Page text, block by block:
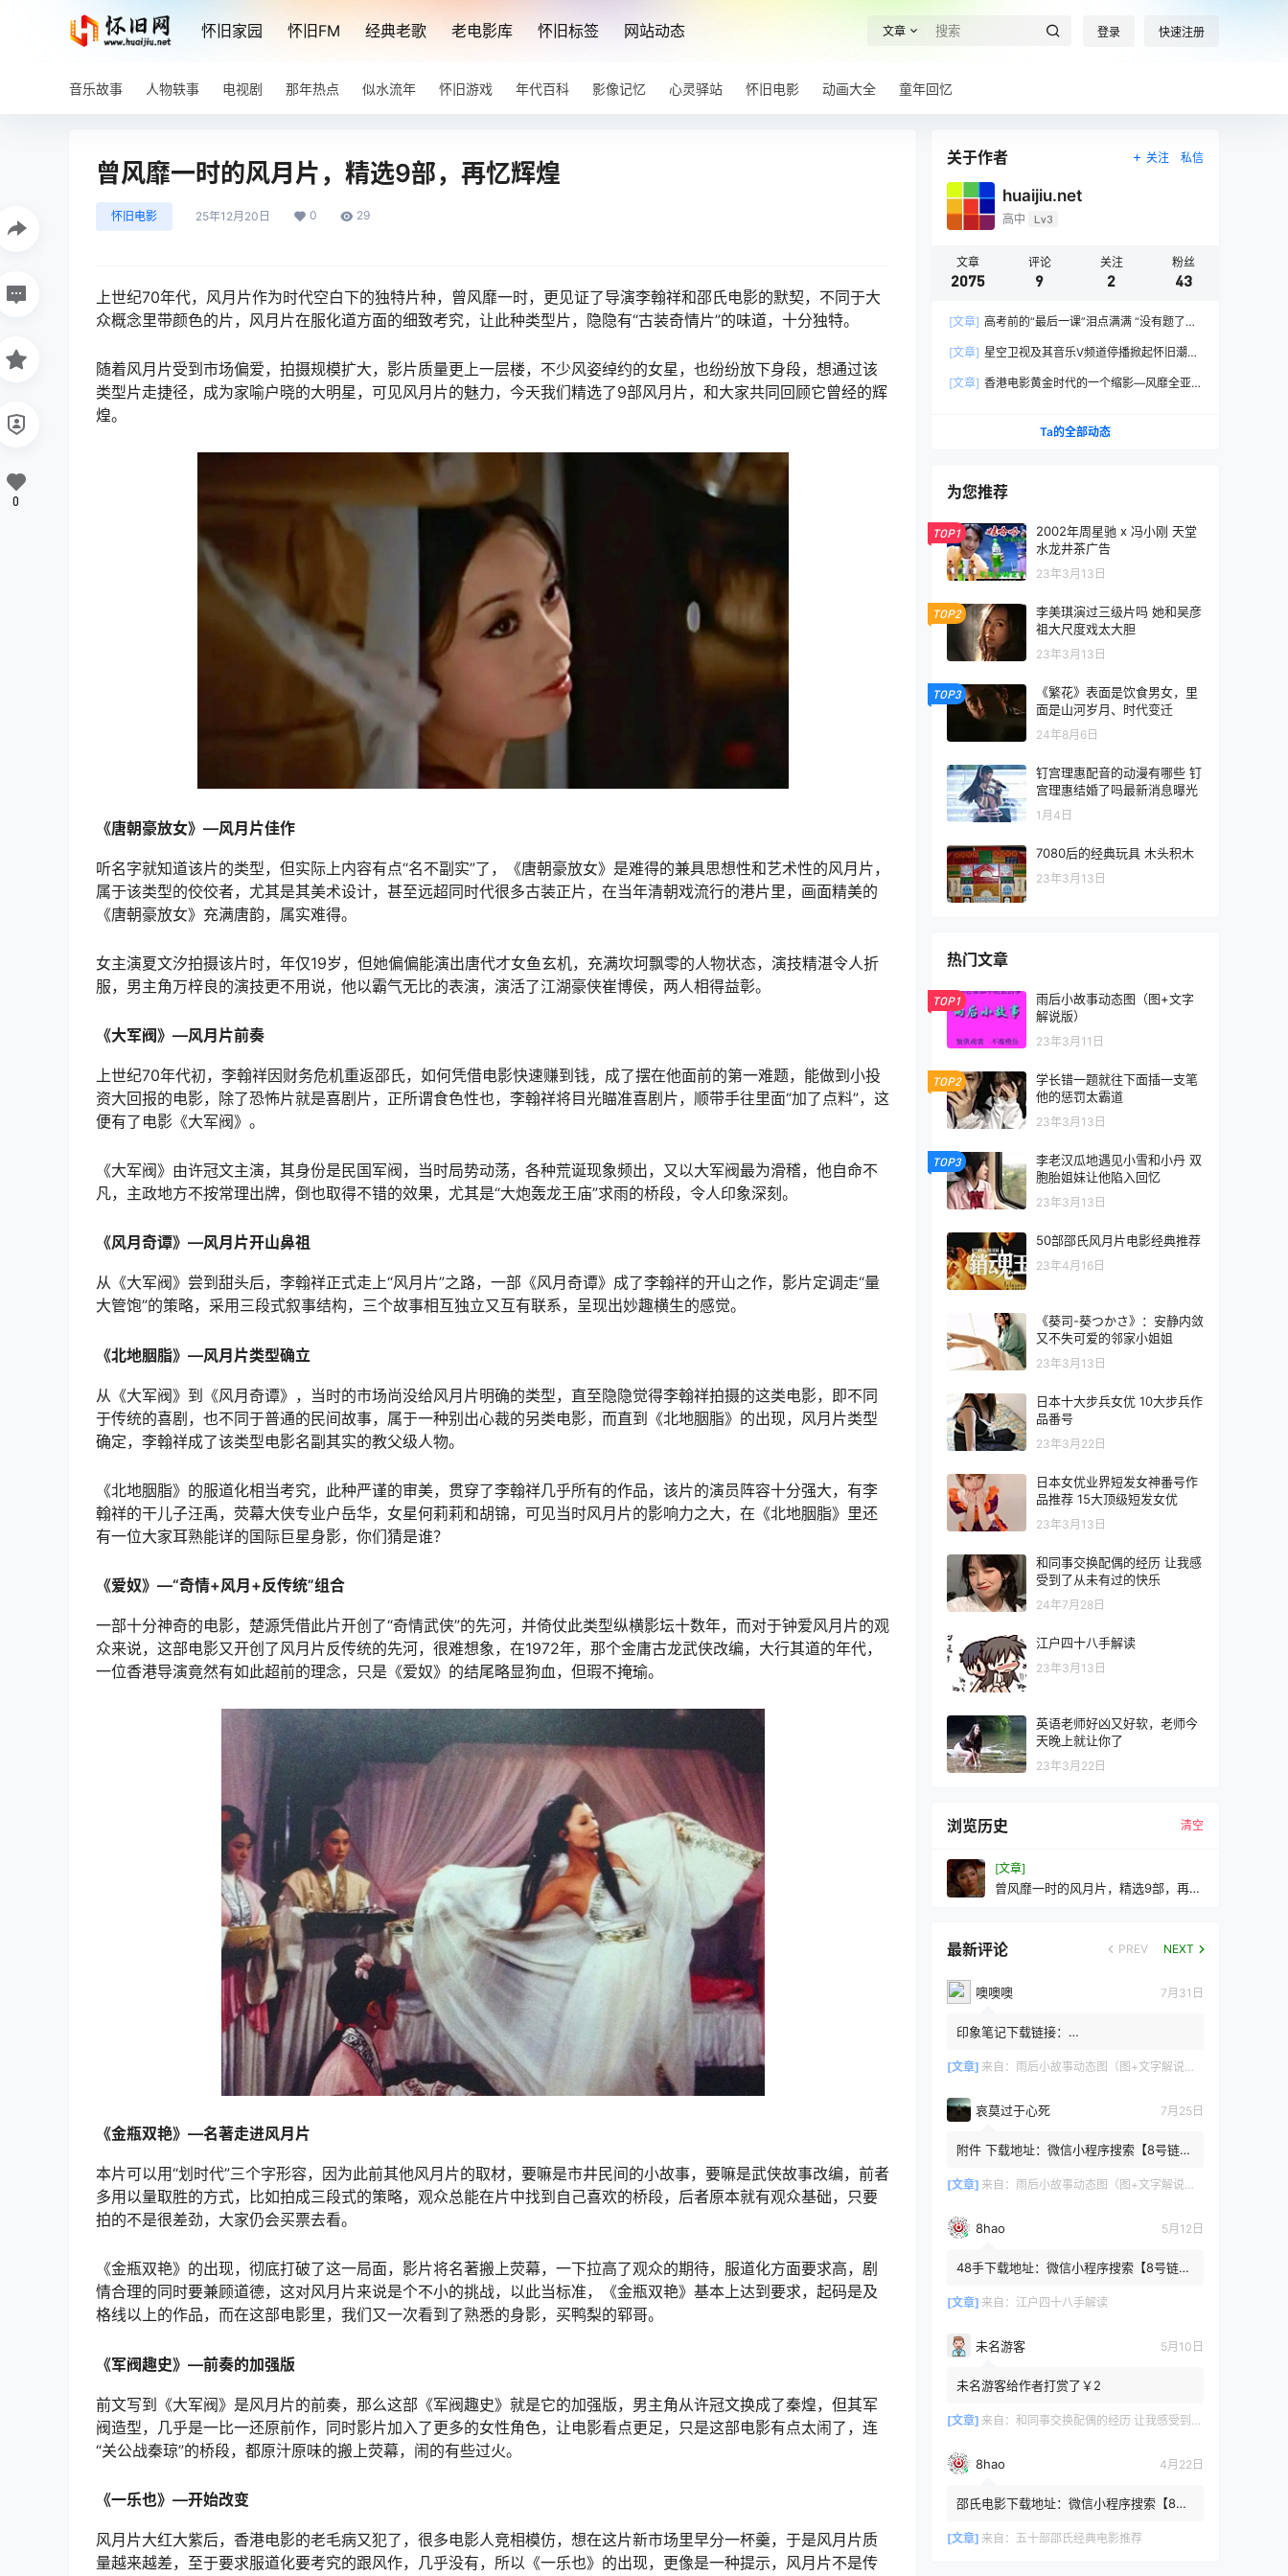
怀旧家园 怀旧FM 经典老歌 老电影库 怀旧标签 网站动态 文章 登录 快速注册
音乐故事 人物轶事 电视剧 那年热点 似水流年 怀旧游戏 年代百科 影像记忆 心灵驿站 怀旧电影 动画大全 童年回忆
曾风靡一时的风月片，精选9部，再忆辉煌
怀旧电影 25年12月20日 0 29
上世纪70年代，风月片作为时代空白下的独特片种，曾风靡一时，更见证了导演李翰祥和邵氏电影的默契，不同于大
众概念里带颜色的片，风月片在服化道方面的细致考究，让此种类型片，隐隐有“古装奇情片”的味道，十分独特。
随着风月片受到市场偏爱，拍摄规模扩大，影片质量更上一层楼，不少风姿绰约的女星，也纷纷放下身段，想通过该
类型片走捷径，成为家喻户晓的大明星，可见风月片的魅力，今天我们精选了9部风月片，和大家共同回顾它曾经的辉
煌。
《唐朝豪放女》—风月片佳作
听名字就知道该片的类型，但实际上内容有点“名不副实”了，《唐朝豪放女》是难得的兼具思想性和艺术性的风月片，
属于该类型的佼佼者，尤其是其美术设计，甚至远超同时代很多古装正片，在当年清朝戏流行的港片里，画面精美的
《唐朝豪放女》充满唐韵，属实难得。
女主演夏文汐拍摄该片时，年仅19岁，但她偏偏能演出唐代才女鱼玄机，充满坎坷飘零的人物状态，演技精湛令人折
服，男主角万梓良的演技更不用说，他以霸气无比的表演，演活了江湖豪侠崔博侯，两人相得益彰。
《大军阀》—风月片前奏
上世纪70年代初，李翰祥因财务危机重返邵氏，如何凭借电影快速赚到钱，成了摆在他面前的第一难题，能做到小投
资大回报的电影，除了恐怖片就是喜剧片，正所谓食色性也，李翰祥将目光瞄准喜剧片，顺带手往里面“加了点料”，这
便有了电影《大军阀》。
《大军阀》由许冠文主演，其身份是民国军阀，当时局势动荡，各种荒诞现象频出，又以大军阀最为滑稽，他自命不
凡，主政地方不按常理出牌，倒也取得不错的效果，尤其是“大炮轰龙王庙”求雨的桥段，令人印象深刻。
《风月奇谭》—风月片开山鼻祖
从《大军阀》尝到甜头后，李翰祥正式走上“风月片”之路，一部《风月奇谭》成了李翰祥的开山之作，影片定调走“量
大管饱”的策略，采用三段式叙事结构，三个故事相互独立又互有联系，呈现出妙趣横生的感觉。
《北地胭脂》—风月片类型确立
从《大军阀》到《风月奇谭》，当时的市场尚没给风月片明确的类型，直至隐隐觉得李翰祥拍摄的这类电影，即不同
于传统的喜剧，也不同于普通的民间故事，属于一种别出心裁的另类电影，而直到《北地胭脂》的出现，风月片类型
确定，李翰祥成了该类型电影名副其实的教父级人物。
《北地胭脂》的服道化相当考究，此种严谨的审美，贯穿了李翰祥几乎所有的作品，该片的演员阵容十分强大，有李
翰祥的干儿子汪禹，荧幕大侠专业户岳华，女星何莉莉和胡锦，可见当时风月片的影响力之大，在《北地胭脂》里还
有一位大家耳熟能详的国际巨星身影，你们猜是谁？
《爱奴》—“奇情+风月+反传统”组合
一部十分神奇的电影，楚源凭借此片开创了“奇情武侠”的先河，并倚仗此类型纵横影坛十数年，而对于钟爱风月片的观
众来说，这部电影又开创了风月片反传统的先河，很难想象，在1972年，那个金庸古龙武侠改编，大行其道的年代，
一位香港导演竟然有如此超前的理念，只是《爱奴》的结尾略显狗血，但瑕不掩瑜。
《金瓶双艳》—名著走进风月片
本片可以用“划时代”三个字形容，因为此前其他风月片的取材，要嘛是市井民间的小故事，要嘛是武侠故事改编，前者
多用以量取胜的方式，比如拍成三段式的策略，观众总能在片中找到自己喜欢的桥段，后者原本就有观众基础，只要
拍的不是很差劲，大家仍会买票去看。
《金瓶双艳》的出现，彻底打破了这一局面，影片将名著搬上荧幕，一下拉高了观众的期待，服道化方面要求高，剧
情合理的同时要兼顾道德，这对风月片来说是个不小的挑战，以此当标准，《金瓶双艳》基本上达到要求，起码是及
格线以上的作品，而在这部电影里，我们又一次看到了熟悉的身影，买鸭梨的郓哥。
《军阀趣史》—前奏的加强版
前文写到《大军阀》是风月片的前奏，那么这部《军阀趣史》就是它的加强版，男主角从许冠文换成了秦煌，但其军
阀造型，几乎是一比一还原前作，同时影片加入了更多的女性角色，让电影看点更足，只是这部电影有点太闹了，连
“关公战秦琼”的桥段，都原汁原味的搬上荧幕，闹的有些过火。
《一乐也》—开始改变
风月片大红大紫后，香港电影的老毛病又犯了，很多电影人竞相模仿，想在这片新市场里早分一杯羹，于是风月片质
量越来越差，至于要求服道化要考究的跟风作，几乎没有，所以《一乐也》的出现，更像是一种提示，风月片不是传
0
关于作者 关注 私信
huaijiu.net
高中 Lv3
文章
2075
评论
9
关注
2
粉丝
43
[文章] 高考前的“最后一课”泪点满满 “没有题了，
高考！
[文章] 星空卫视及其音乐V频道停播掀起怀旧潮，
[文章] 香港电影黄金时代的一个缩影—风靡全亚
Ta的全部动态
为您推荐
TOP1
2002年周星驰 x 冯小刚 天堂
水龙井茶广告
23年3月13日
TOP2
李美琪演过三级片吗 她和吴彦
祖大尺度戏太大胆
23年3月13日
TOP3
《繁花》表面是饮食男女，里
面是山河岁月、时代变迁
24年8月6日
钉宫理惠配音的动漫有哪些 钉
宫理惠结婚了吗最新消息曝光
1月4日
7080后的经典玩具 木头积木
23年3月13日
热门文章
TOP1
雨后小故事动态图（图+文字
解说版）
23年3月11日
TOP2
学长错一题就往下面插一支笔
他的惩罚太霸道
23年3月13日
TOP3
李老汉瓜地遇见小雪和小丹 双
胞胎姐妹让他陷入回忆
23年3月13日
50部邵氏风月片电影经典推荐
23年4月16日
《葵司-葵つかさ》：安静内敛
又不失可爱的邻家小姐姐
23年3月13日
日本十大步兵女优 10大步兵作
品番号
23年3月22日
日本女优业界短发女神番号作
品推荐 15大顶级短发女优
23年3月13日
和同事交换配偶的经历 让我感
受到了从未有过的快乐
24年7月28日
江户四十八手解读
23年3月13日
英语老师好凶又好软，老师今
天晚上就让你了
23年3月22日
浏览历史 清空
[文章]
曾风靡一时的风月片，精选9部，再忆
最新评论 PREV NEXT
噢噢噢 7月31日
印象笔记下载链接：
[文章] 来自： 雨后小故事动态图（图+文字解说版）
哀莫过于心死 7月25日
附件 下载地址：微信小程序搜索【8号链
或保存下方二维码微信里...
[文章] 来自： 雨后小故事动态图（图+文字解说版）
8hao 5月12日
48手下载地址：微信小程序搜索【8号链
或保存下方二维码微信里识别
[文章] 来自： 江户四十八手解读
未名游客 5月10日
未名游客给作者打赏了￥2
[文章] 来自： 和同事交换配偶的经历 让我感受到了从未有过的快乐
8hao 4月22日
邵氏电影下载地址：微信小程序搜索【8号
令或保存下方二维码微...
[文章] 来自： 五十部邵氏经典电影推荐